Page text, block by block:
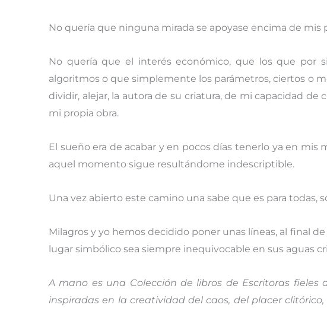
No quería que ninguna mirada se apoyase encima de mis
No quería que el interés económico, que los que por
algoritmos o que simplemente los parámetros, ciertos o
dividir, alejar, la autora de su criatura, de mi capacidad
mi propia obra.
El sueño era de acabar y en pocos días tenerlo ya en mis
aquel momento sigue resultándome indescriptible.
Una vez abierto este camino una sabe que es para todas,
Milagros y yo hemos decidido poner unas líneas, al final
lugar simbólico sea siempre inequivocable en sus aguas
A mano es una Colección de libros de Escritoras
inspiradas en la creatividad del caos, del placer